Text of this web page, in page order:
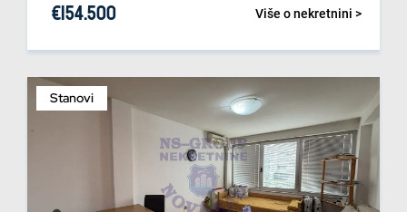
Više o nekretnini >
€154.500
Stanovi